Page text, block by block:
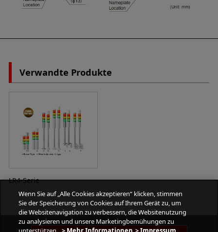
Verwandte Produkte
LR4-Serie
Wenn Sie auf „Alle Cookies akzeptieren“ klicken, stimmen
Sie der Speicherung von Cookies auf Ihrem Gerät zu, um
die Websitenavigation zu verbessern, die Websitenutzung
zu analysieren und unsere Marketingbemühungen zu